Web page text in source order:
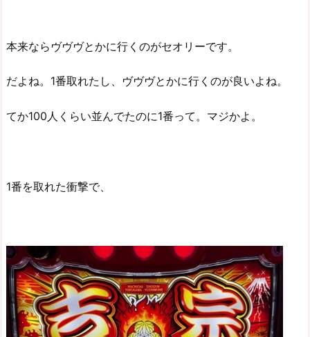
本来ならヴヴヴとかに行くのがセオリーです。
だよね。1番取れたし、ヴヴヴとかに行くのが良いよね。
てか100人くらい並んでたのに1番って。マジかよ。
1番を取れた衝撃で、